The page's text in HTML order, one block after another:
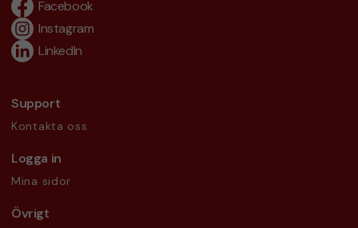
Facebook
Instagram
LinkedIn
Support
Kontakta oss
Logga in
Mina sidor
Övrigt